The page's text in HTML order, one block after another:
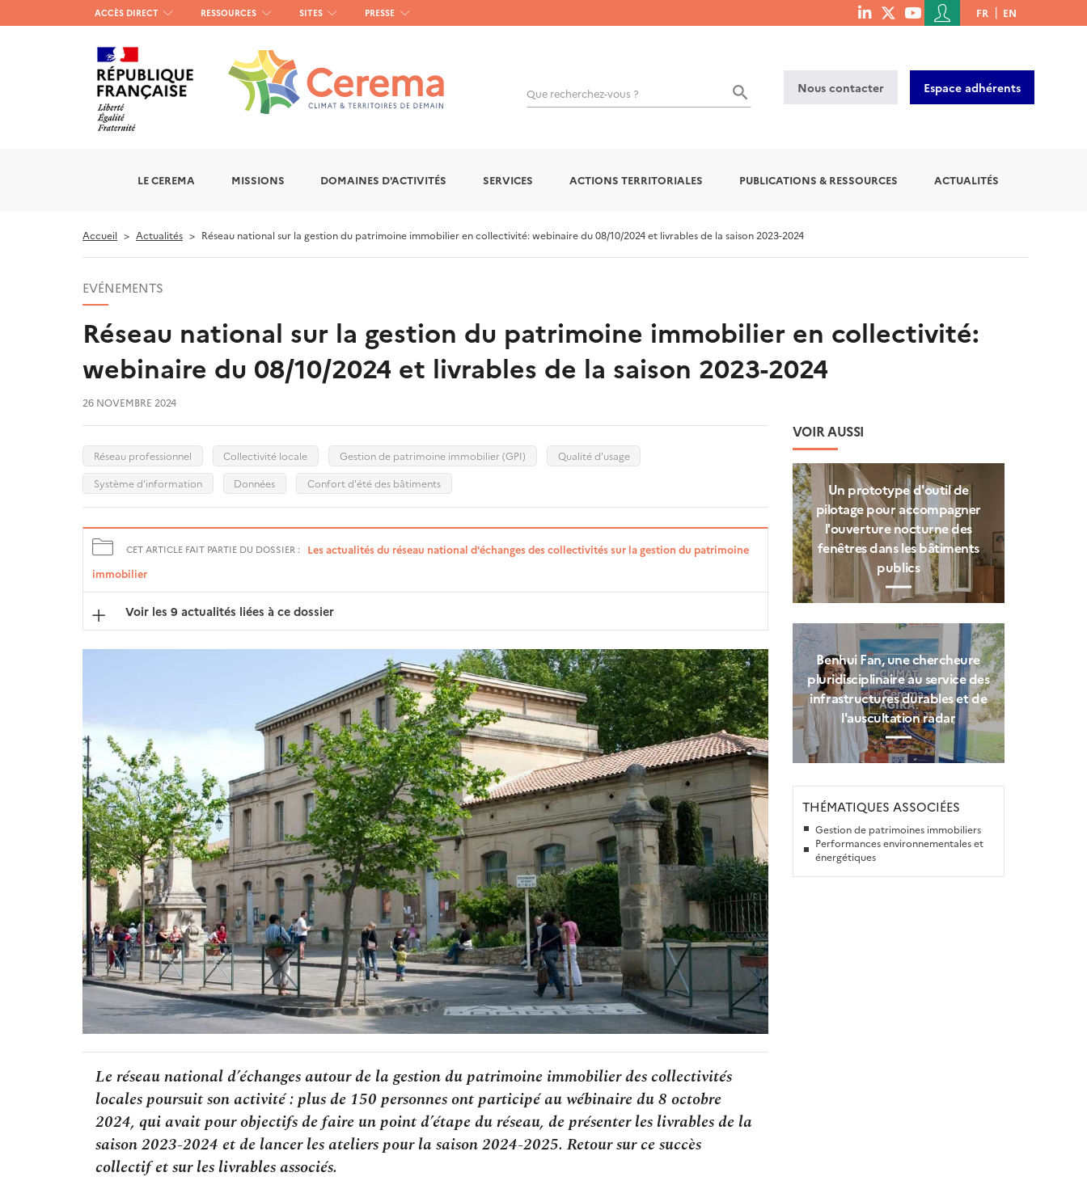
Menu
haut
gauche
ACCÈS DIRECT RESSOURCES SITES PRESSE
menu
Menu
du
de
l'utilisateur
FR EN
Que recherchez-vous ? Nous contacter Espace adhérents
LE CEREMA MISSIONS DOMAINES D'ACTIVITÉS SERVICES ACTIONS TERRITORIALES PUBLICATIONS & RESSOURCES ACTUALITÉS
Accueil Actualités Réseau national sur la gestion du patrimoine immobilier en collectivité: webinaire du 08/10/2024 et livrables de la saison 2023-2024
EVÉNEMENTS
Réseau national sur la gestion du patrimoine immobilier en collectivité:
webinaire du 08/10/2024 et livrables de la saison 2023-2024
26 NOVEMBRE 2024
Réseau professionnel Collectivité locale Gestion de patrimoine immobilier (GPI)
Qualité d'usage
Système d'information
Données Confort d'été des bâtiments
CET ARTICLE FAIT PARTIE DU DOSSIER :
Les actualités du réseau national d'échanges des collectivités sur la gestion du patrimoine
immobilier
Voir les 9 actualités liées à ce dossier
Le réseau national d’échanges autour de la gestion du patrimoine immobilier des collectivités
locales poursuit son activité : plus de 150 personnes ont participé au wébinaire du 8 octobre
2024, qui avait pour objectifs de faire un point d’étape du réseau, de présenter les livrables de la
saison 2023-2024 et de lancer les ateliers pour la saison 2024-2025. Retour sur ce succès
collectif et sur les livrables associés.
VOIR AUSSI
Un prototype d'outil de
pilotage pour accompagner
l'ouverture nocturne des
fenêtres dans les bâtiments
publics
Benhui Fan, une chercheure
pluridisciplinaire au service des
infrastructures durables et de
l'auscultation radar
THÉMATIQUES ASSOCIÉES
Gestion de patrimoines immobiliers
Performances environnementales et
énergétiques